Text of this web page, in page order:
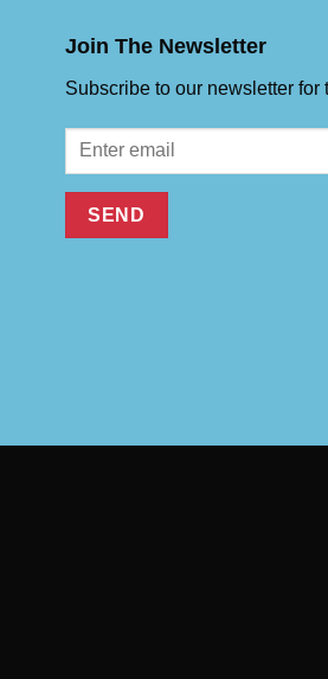
Join The Newsletter
Subscribe to our newsletter for